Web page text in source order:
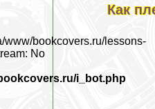
Как
bookcovers.ru/lessons-
No
i_bot.php